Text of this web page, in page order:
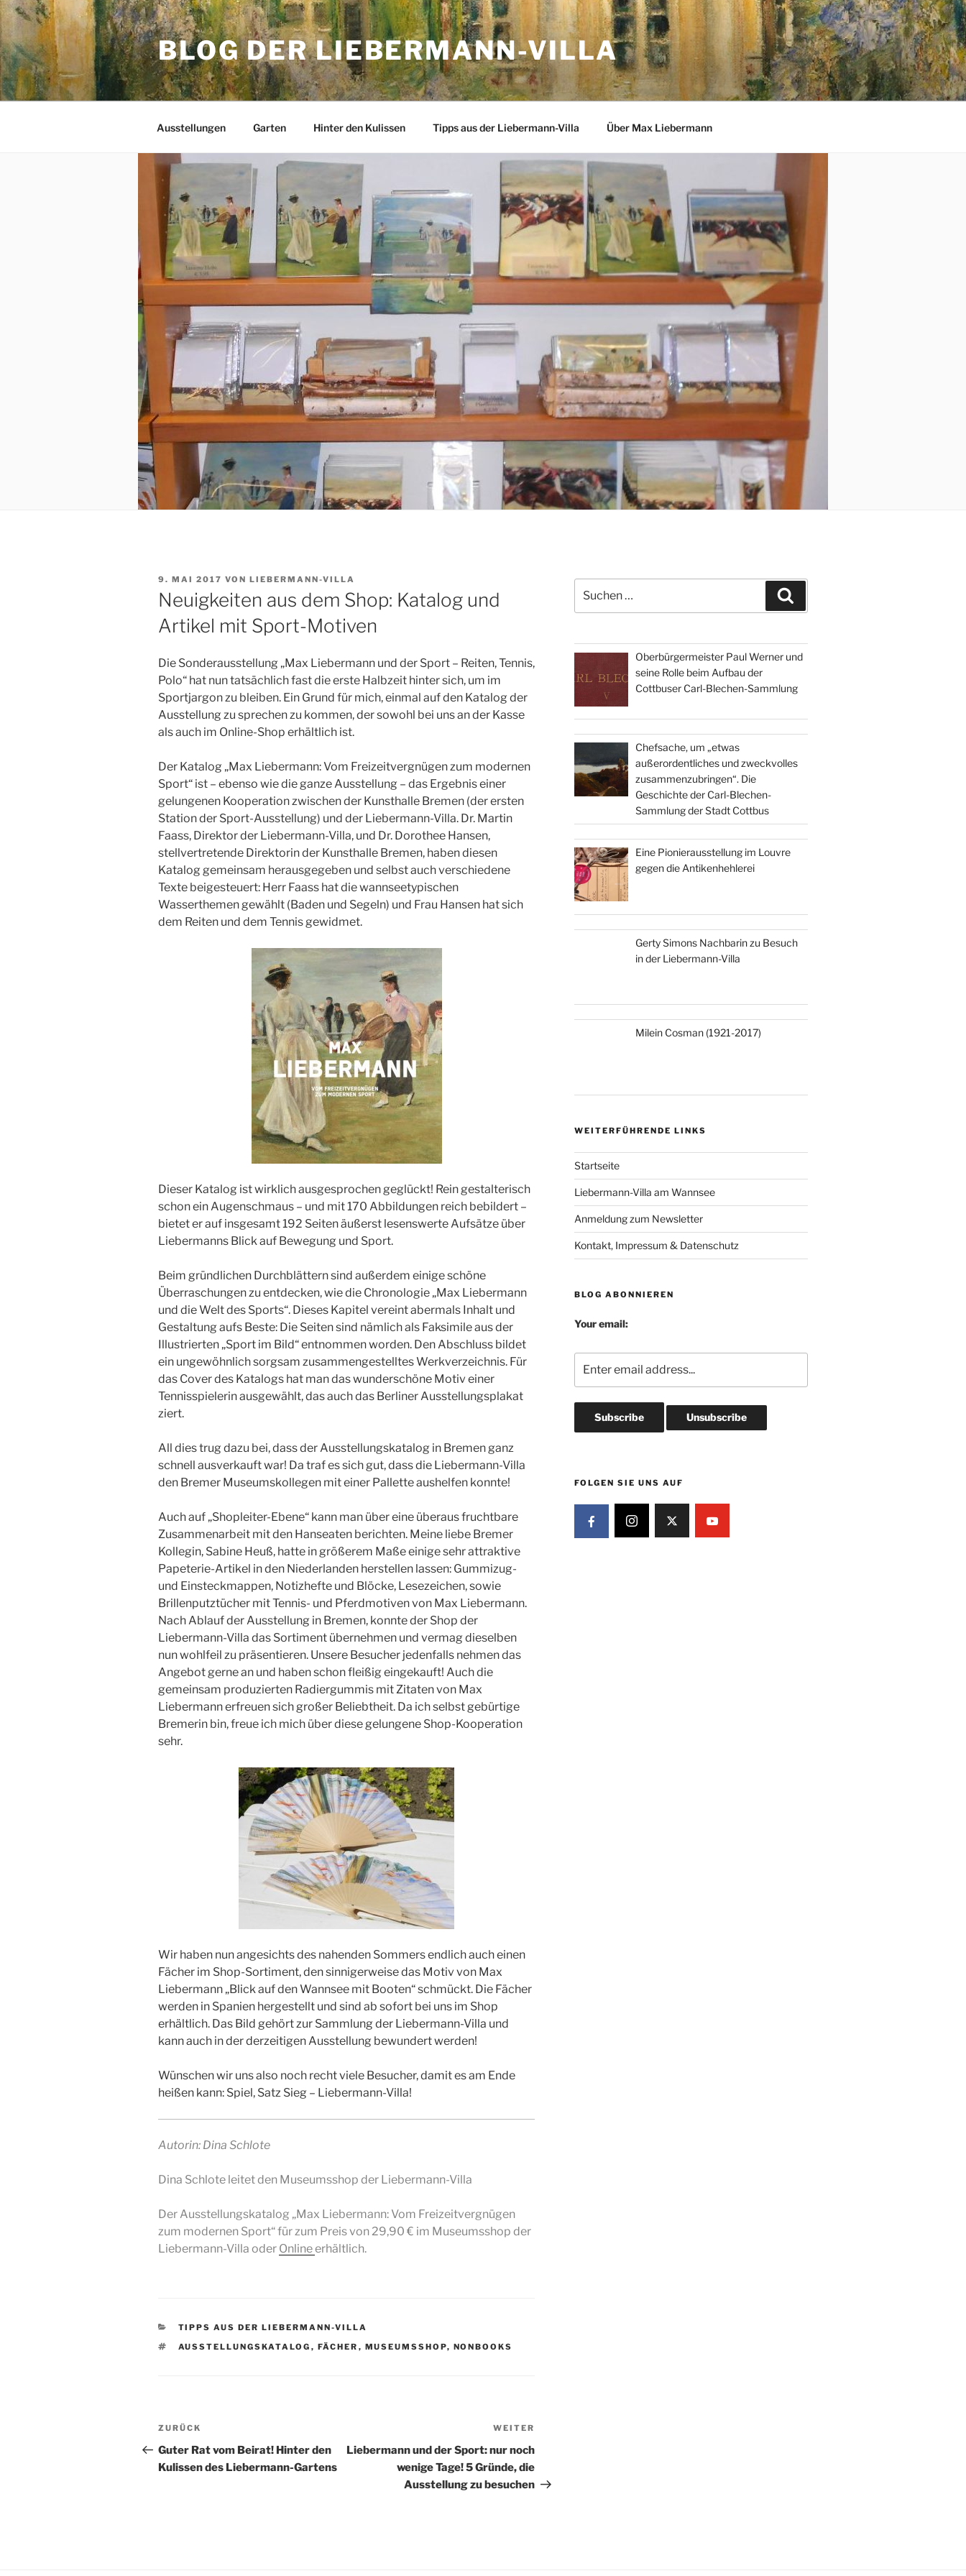
Zum
Inhalt
springen
BLOG DER LIEBERMANN-VILLA
Ausstellungen Garten Hinter den Kulissen Tipps aus der Liebermann-Villa Über Max Liebermann
VERÖFFENTLICHT
AM
9. MAI 2017 VON LIEBERMANN-VILLA
Neuigkeiten aus dem Shop: Katalog und
Artikel mit Sport-Motiven
Die Sonderausstellung „Max Liebermann und der Sport – Reiten, Tennis,
Polo“ hat nun tatsächlich fast die erste Halbzeit hinter sich, um im
Sportjargon zu bleiben. Ein Grund für mich, einmal auf den Katalog der
Ausstellung zu sprechen zu kommen, der sowohl bei uns an der Kasse
als auch im Online-Shop erhältlich ist.
Der Katalog „Max Liebermann: Vom Freizeitvergnügen zum modernen
Sport“ ist – ebenso wie die ganze Ausstellung – das Ergebnis einer
gelungenen Kooperation zwischen der Kunsthalle Bremen (der ersten
Station der Sport-Ausstellung) und der Liebermann-Villa. Dr. Martin
Faass, Direktor der Liebermann-Villa, und Dr. Dorothee Hansen,
stellvertretende Direktorin der Kunsthalle Bremen, haben diesen
Katalog gemeinsam herausgegeben und selbst auch verschiedene
Texte beigesteuert: Herr Faass hat die wannseetypischen
Wasserthemen gewählt (Baden und Segeln) und Frau Hansen hat sich
dem Reiten und dem Tennis gewidmet.
Dieser Katalog ist wirklich ausgesprochen geglückt! Rein gestalterisch
schon ein Augenschmaus – und mit 170 Abbildungen reich bebildert –
bietet er auf insgesamt 192 Seiten äußerst lesenswerte Aufsätze über
Liebermanns Blick auf Bewegung und Sport.
Beim gründlichen Durchblättern sind außerdem einige schöne
Überraschungen zu entdecken, wie die Chronologie „Max Liebermann
und die Welt des Sports“. Dieses Kapitel vereint abermals Inhalt und
Gestaltung aufs Beste: Die Seiten sind nämlich als Faksimile aus der
Illustrierten „Sport im Bild“ entnommen worden. Den Abschluss bildet
ein ungewöhnlich sorgsam zusammengestelltes Werkverzeichnis. Für
das Cover des Katalogs hat man das wunderschöne Motiv einer
Tennisspielerin ausgewählt, das auch das Berliner Ausstellungsplakat
ziert.
All dies trug dazu bei, dass der Ausstellungskatalog in Bremen ganz
schnell ausverkauft war! Da traf es sich gut, dass die Liebermann-Villa
den Bremer Museumskollegen mit einer Pallette aushelfen konnte!
Auch auf „Shopleiter-Ebene“ kann man über eine überaus fruchtbare
Zusammenarbeit mit den Hanseaten berichten. Meine liebe Bremer
Kollegin, Sabine Heuß, hatte in größerem Maße einige sehr attraktive
Papeterie-Artikel in den Niederlanden herstellen lassen: Gummizug-
und Einsteckmappen, Notizhefte und Blöcke, Lesezeichen, sowie
Brillenputztücher mit Tennis- und Pferdmotiven von Max Liebermann.
Nach Ablauf der Ausstellung in Bremen, konnte der Shop der
Liebermann-Villa das Sortiment übernehmen und vermag dieselben
nun wohlfeil zu präsentieren. Unsere Besucher jedenfalls nehmen das
Angebot gerne an und haben schon fleißig eingekauft! Auch die
gemeinsam produzierten Radiergummis mit Zitaten von Max
Liebermann erfreuen sich großer Beliebtheit. Da ich selbst gebürtige
Bremerin bin, freue ich mich über diese gelungene Shop-Kooperation
sehr.
Wir haben nun angesichts des nahenden Sommers endlich auch einen
Fächer im Shop-Sortiment, den sinnigerweise das Motiv von Max
Liebermann „Blick auf den Wannsee mit Booten“ schmückt. Die Fächer
werden in Spanien hergestellt und sind ab sofort bei uns im Shop
erhältlich. Das Bild gehört zur Sammlung der Liebermann-Villa und
kann auch in der derzeitigen Ausstellung bewundert werden!
Wünschen wir uns also noch recht viele Besucher, damit es am Ende
heißen kann: Spiel, Satz Sieg – Liebermann-Villa!
Autorin: Dina Schlote
Dina Schlote leitet den Museumsshop der Liebermann-Villa
Der Ausstellungskatalog „Max Liebermann: Vom Freizeitvergnügen
zum modernen Sport“ für zum Preis von 29,90 € im Museumsshop der
Liebermann-Villa oder Onlineerhältlich.
KATEGORIEN
TIPPS AUS DER LIEBERMANN-VILLA
SCHLAGWÖRTER
AUSSTELLUNGSKATALOG , FÄCHER , MUSEUMSSHOP, NONBOOKS
Beitragsnavigation
Vorheriger
Beitrag
ZURÜCK
Guter Rat vom Beirat! Hinter den
Kulissen des Liebermann-Gartens
Beitrag
WEITER
Liebermann und der Sport: nur noch
wenige Tage! 5 Gründe, die
Ausstellung zu besuchen
nach:
Oberbürgermeister Paul Werner und
seine Rolle beim Aufbau der
Cottbuser Carl-Blechen-Sammlung
Chefsache, um „etwas
außerordentliches und zweckvolles
zusammenzubringen“. Die
Geschichte der Carl-Blechen-
Sammlung der Stadt Cottbus
Eine Pionierausstellung im Louvre
gegen die Antikenhehlerei
Gerty Simons Nachbarin zu Besuch
in der Liebermann-Villa
Milein Cosman (1921-2017)
WEITERFÜHRENDE LINKS
Startseite
Liebermann-Villa am Wannsee
Anmeldung zum Newsletter
Kontakt, Impressum & Datenschutz
BLOG ABONNIEREN
Your email:
FOLGEN SIE UNS AUF